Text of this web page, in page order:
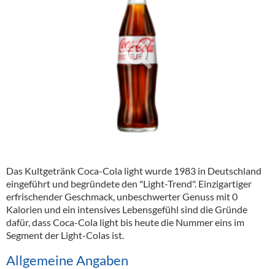
Das KultgetränkCoca-Cola light wurde 1983 in Deutschland
eingeführt und begründete den "Light-Trend". Einzigartiger
erfrischender Geschmack, unbeschwerter Genuss mit 0
Kalorien und ein intensives Lebensgefühl sind die Gründe
dafür, dassCoca-Cola light bis heute die Nummer eins im
Segment der Light-Colas ist.
Allgemeine Angaben